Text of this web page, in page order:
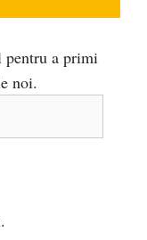
pentru a primi
noi.